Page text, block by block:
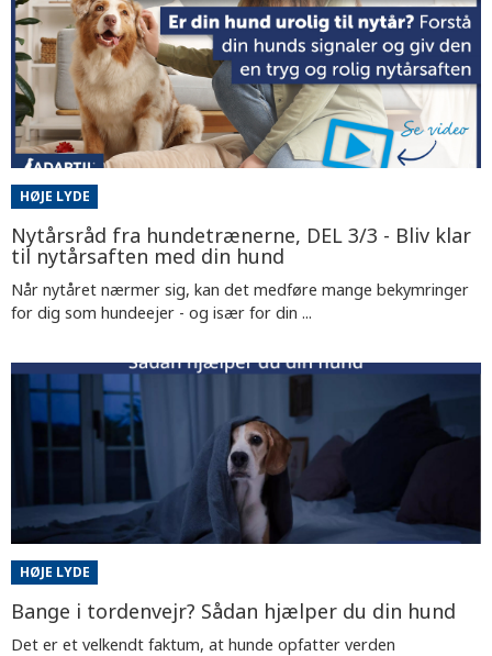
HØJE LYDE
Nytårsråd fra hundetrænerne, DEL 3/3 - Bliv klar
til nytårsaften med din hund
Når nytåret nærmer sig, kan det medføre mange bekymringer
for dig som hundeejer - og især for din ...
HØJE LYDE
Bange i tordenvejr? Sådan hjælper du din hund
Det er et velkendt faktum, at hunde opfatter verden